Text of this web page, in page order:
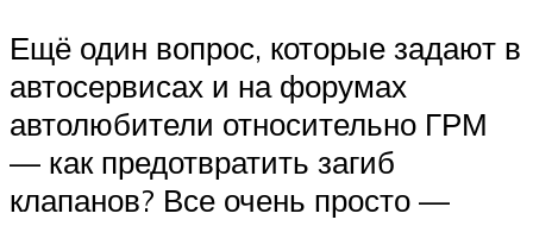
Ещё один вопрос, которые задают в
автосервисах и на форумах
автолюбители относительно ГРМ
— как предотвратить загиб
клапанов? Все очень просто —